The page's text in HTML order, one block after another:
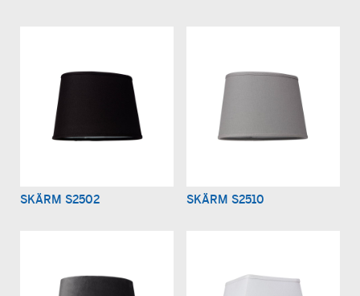
SKÄRM S2502 SKÄRM S2510